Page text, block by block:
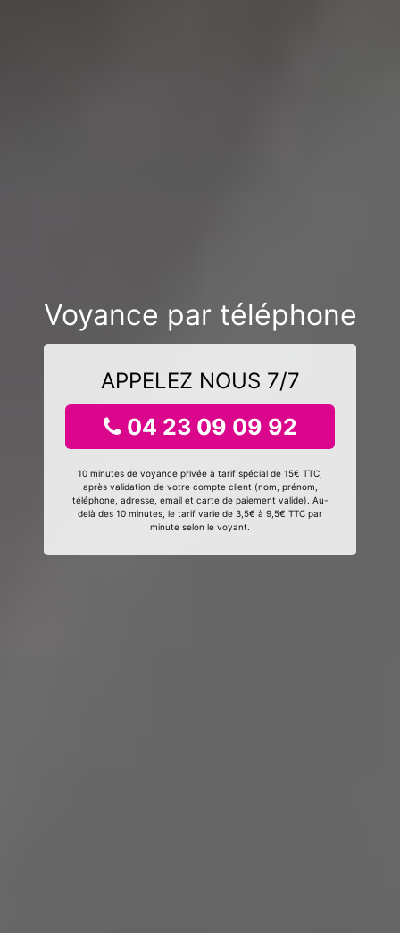
Voyance par téléphone
APPELEZ NOUS 7/7
04 23 09 09 92
10 minutes de voyance privée à tarif spécial de 15€ TTC,
après validation de votre compte client (nom, prénom,
téléphone, adresse, email et carte de paiement valide). Au-
delà des 10 minutes, le tarif varie de 3,5€ à 9,5€ TTC par
minute selon le voyant.